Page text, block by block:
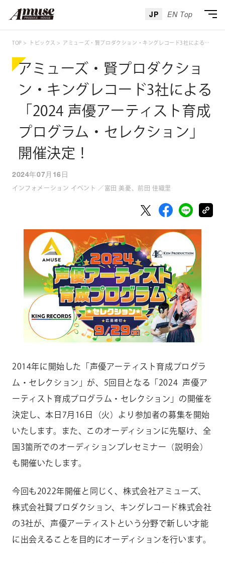
JP EN Top
CONTACT お問い合わせ
個人のお客様
法人のお客様
AUDITION アーティスト募集
TOP トピックス アミューズ・賢プロダクション・キングレコード3社による「2024 声優アーティスト育成プログラム・セレクション」開催決定！
アミューズ・賢プロダクショ
ン・キングレコード3社による
「2024 声優アーティスト育成
プログラム・セレクション」
開催決定！
2024年07月16日
インフォメーション イベント ／富田 美憂、前田 佳織里
2014年に開始した「声優アーティスト育成プログラ
ム・セレクション」が、5回目となる「2024 声優ア
ーティスト育成プログラム・セレクション」の開催を
決定し、本日7月16日（火）より参加者の募集を開始
いたします。また、このオーディションに先駆け、全
国3箇所でのオーディションプレセミナー（説明会）
も開催いたします。
今回も2022年開催と同じく、株式会社アミューズ、
株式会社賢プロダクション、キングレコード株式会社
の3社が、声優アーティストという分野で新しい才能
に出会えることを目的にオーディションを行います。